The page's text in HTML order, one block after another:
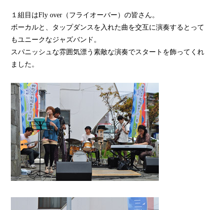
１組目はFly over（フライオーバー）の皆さん。
ボーカルと、タップダンスを入れた曲を交互に演奏するとって
もユニークなジャズバンド。
スパニッシュな雰囲気漂う素敵な演奏でスタートを飾ってくれ
ました。